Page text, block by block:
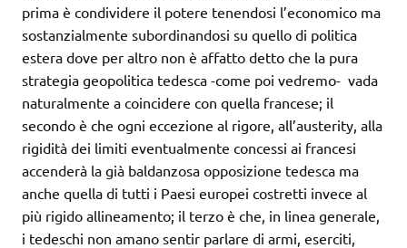
prima è condividere il potere tenendosi l’economico ma
sostanzialmente subordinandosi su quello di politica
estera dove per altro non è affatto detto che la pura
strategia geopolitica tedesca -come poi vedremo- vada
naturalmente a coincidere con quella francese; il
secondo è che ogni eccezione al rigore, all’austerity, alla
rigidità dei limiti eventualmente concessi ai francesi
accenderà la già baldanzosa opposizione tedesca ma
anche quella di tutti i Paesi europei costretti invece al
più rigido allineamento; il terzo è che, in linea generale,
i tedeschi non amano sentir parlare di armi, eserciti,